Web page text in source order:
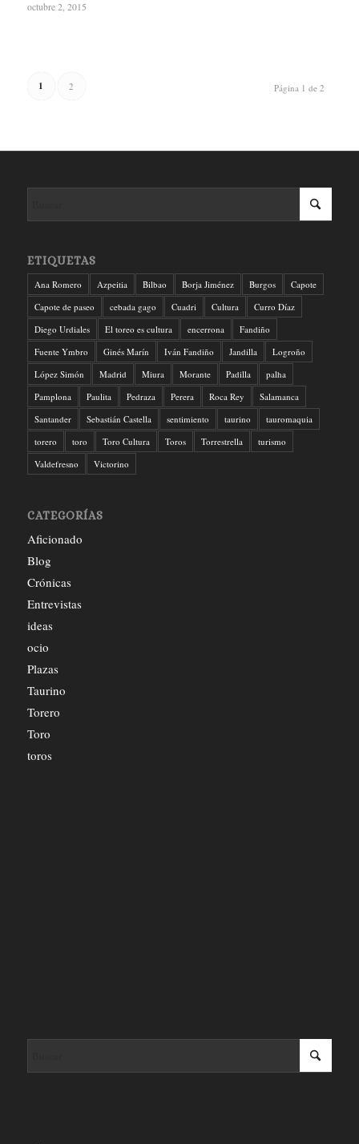
octubre 2, 2015
Página 1 de 2
1 2
ETIQUETAS
Ana Romero Azpeitia Bilbao Borja Jiménez Burgos
Capote
Capote de paseo
cebada gago Cuadri Cultura
Curro Díaz
Diego Urdiales
El toreo es cultura encerrona
Fandiño
Fuente Ymbro
Ginés Marín Iván Fandiño Jandilla
Logroño
López Simón
Madrid Miura Morante Padilla
palha
Pamplona
Paulita Pedraza Perera Roca Rey
Salamanca
Santander
Sebastián Castella sentimiento taurino
tauromaquia
torero
toro Toro Cultura Toros Torrestrella
turismo
Valdefresno
Victorino
CATEGORÍAS
Aficionado
Blog
Crónicas
Entrevistas
ideas
ocio
Plazas
Taurino
Torero
Toro
toros